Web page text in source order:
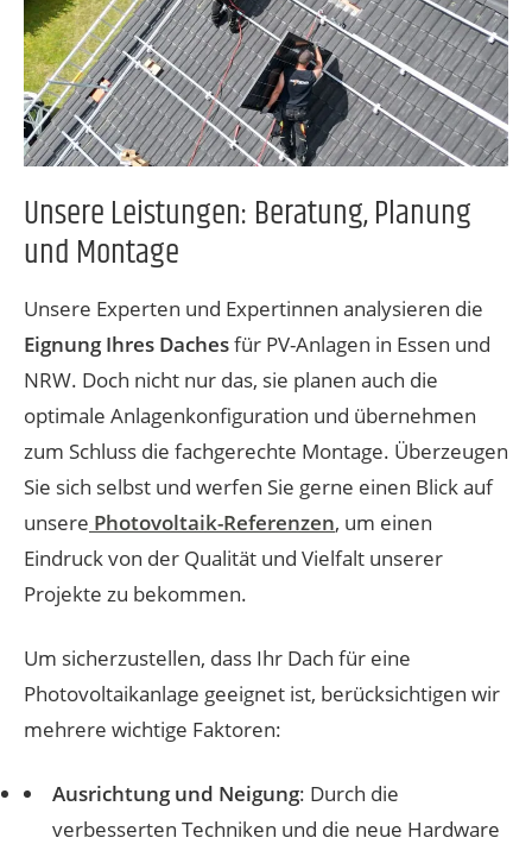
Unsere Leistungen: Beratung, Planung
und Montage
Unsere Experten und Expertinnen analysieren die
Eignung Ihres Dachesfür PV-Anlagen in Essen und
NRW. Doch nicht nur das, sie planen auch die
optimale Anlagenkonfiguration und übernehmen
zum Schluss die fachgerechte Montage. Überzeugen
Sie sich selbst und werfen Sie gerne einen Blick auf
unsere Photovoltaik-Referenzen, um einen
Eindruck von der Qualität und Vielfalt unserer
Projekte zu bekommen.
Um sicherzustellen, dass Ihr Dach für eine
Photovoltaikanlage geeignet ist, berücksichtigen wir
mehrere wichtige Faktoren:
Ausrichtung und Neigung: Durch die
verbesserten Techniken und die neue Hardware